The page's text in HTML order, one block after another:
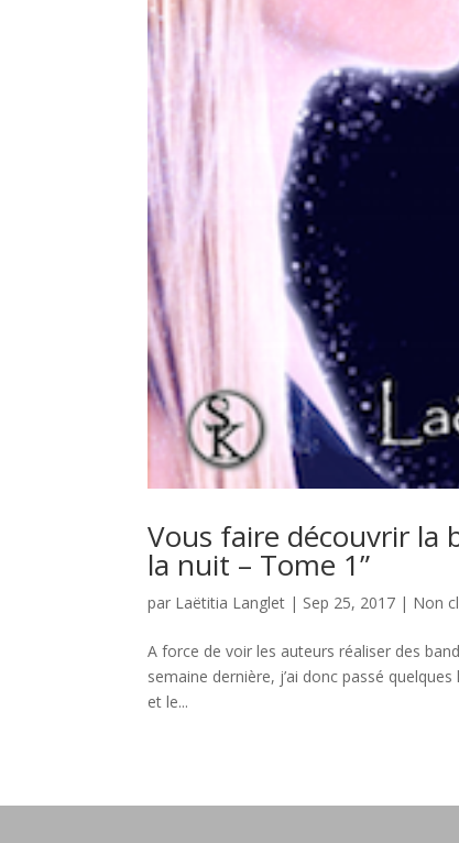
Vous faire découvrir la
la nuit – Tome 1”
par Laëtitia Langlet | Sep 25, 2017 | Non
A force de voir les auteurs réaliser des
semaine dernière, j’ai donc passé
et le...